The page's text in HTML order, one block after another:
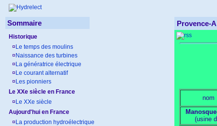
Sommaire
Historique
¤ Le temps des moulins
¤ Naissance des turbines
¤ La génératrice électrique
¤ Le courant alternatif
¤ Les pionniers
Le XXe siècle en France
¤ Le XXe siècle
Aujourd'hui en France
¤ La production hydroélectrique
Provence-
nom
(usine